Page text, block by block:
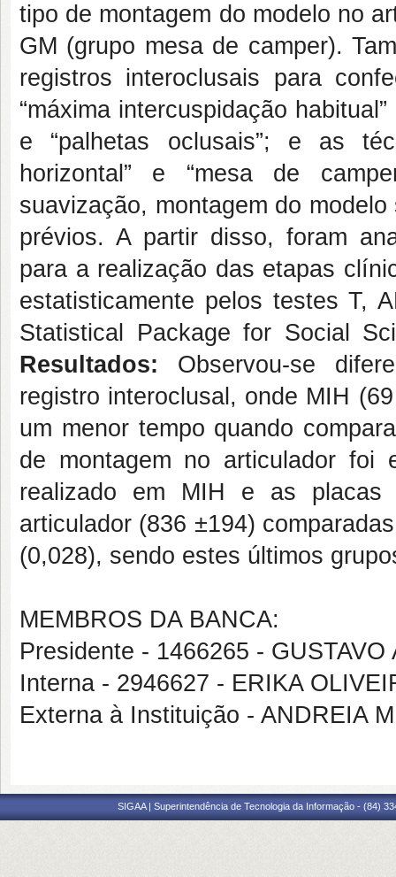
tipo de montagem do modelo no
GM (grupo mesa de camper).
registros interoclusais para
“máxima intercuspidação
e “palhetas oclusais”; e as
horizontal” e “mesa de
suavização, montagem do
prévios. A partir disso, foram
para a realização das etapas
estatisticamente pelos testes T,
Statistical Package for Social
Resultados: Observou-se
registro interoclusal, onde MIH
um menor tempo quando
de montagem no articulador foi
realizado em MIH e as placas
articulador (836 ±194)
(0,028), sendo estes últimos
MEMBROS DA BANCA:
Presidente - 1466265 -
Interna - 2946627 - ERIKA
Externa à Instituição - ANDREIA
SIGAA | Superintendência de Tecnologia da Informação - (84)